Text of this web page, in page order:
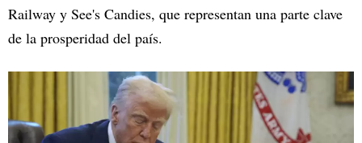
Railway y See's Candies, que representan una parte clave
de la prosperidad del país.